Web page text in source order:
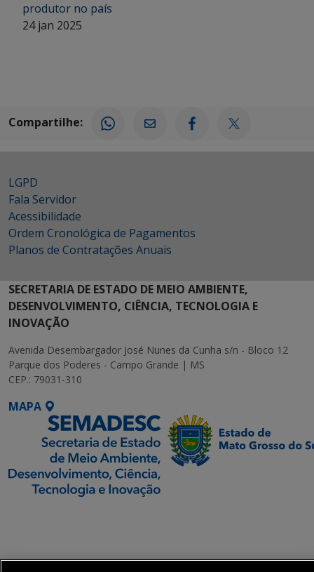
produtor no país
24 jan 2025
Compartilhe:
LGPD
Fala Servidor
Acessibilidade
Ordem Cronológica de Pagamentos
Planos de Contratações Anuais
SECRETARIA DE ESTADO DE MEIO AMBIENTE,
DESENVOLVIMENTO, CIÊNCIA, TECNOLOGIA E
INOVAÇÃO
Avenida Desembargador José Nunes da Cunha s/n - Bloco 12
Parque dos Poderes - Campo Grande | MS
CEP.: 79031-310
MAPA